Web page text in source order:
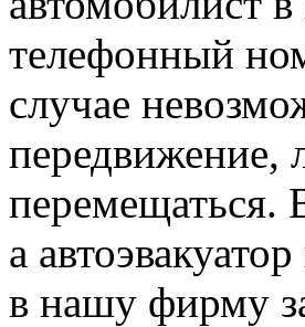
телефонный
случае
передвижение,
перемещаться.
а
в нашу фирму